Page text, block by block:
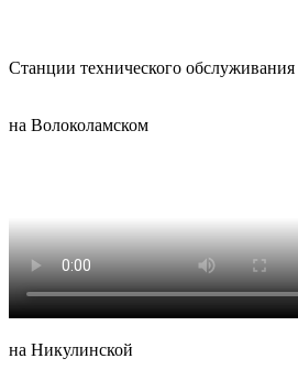
Станции технического
на Волоколамском
на Никулинской